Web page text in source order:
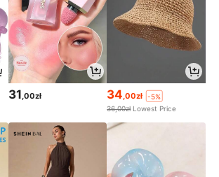
31 ,00zł 34 ,00zł
-5%
36,00zł Lowest Price